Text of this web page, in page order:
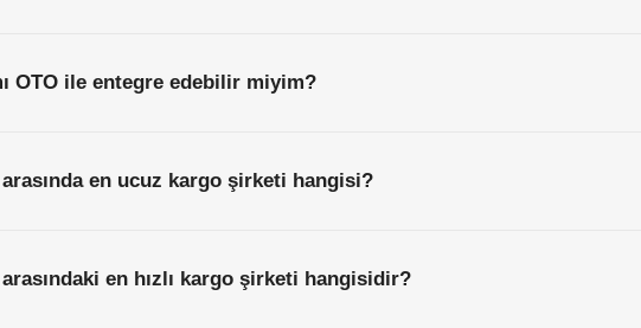
OTO ile entegre edebilir miyim?
en ucuz kargo şirketi hangisi?
en hızlı kargo şirketi hangisidir?